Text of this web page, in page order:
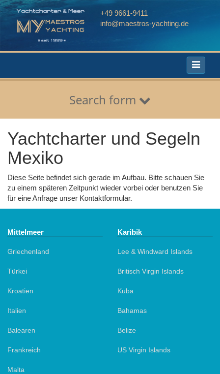
+49 9661-9411
info@maestros-yachting.de
Toggle
Search form
Yachtcharter und Segeln
Mexiko
Diese Seite befindet sich gerade im Aufbau. Bitte schauen Sie
zu einem späteren Zeitpunkt wieder vorbei oder benutzen Sie
für eine Anfrage unser Kontaktformular.
Mittelmeer
Griechenland
Türkei
Kroatien
Italien
Balearen
Frankreich
Malta
Karibik
Lee & Windward Islands
Britisch Virgin Islands
Kuba
Bahamas
Belize
US Virgin Islands